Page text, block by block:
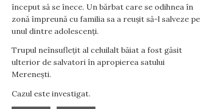
început să se înece. Un bărbat care se odihnea în
zonă împreună cu familia sa a reușit să-l salveze pe
unul dintre adolescenți.
Trupul neînsuflețit al celuilalt băiat a fost găsit
ulterior de salvatori în apropierea satului
Merenești.
Cazul este investigat.